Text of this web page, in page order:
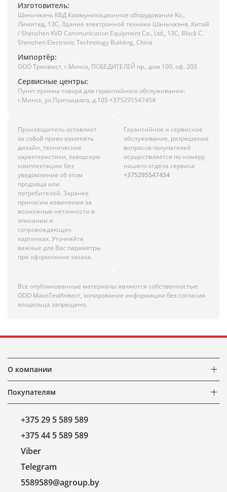
Изготовитель:
Шэньчжэнь КВД Коммуникационное оборудование Ко.,
Лимитед, 13C, Здание электронной техники Шэньчжэня, Китай
/ Shenzhen KVD Communication Equipment Co., Ltd., 13C, Block C,
Shenzhen Electronic Technology Building, China
Импортёр:
ООО Триовист, г.Минск, ПОБЕДИТЕЛЕЙ пр., дом 100, оф. 203
Сервисные центры:
Пункт приема товара для гарантийного обслуживания:
г.Минск, ул.Притыцкого, д.105 +375295547454
Производитель оставляет
за собой право изменять
дизайн, технические
характеристики, заводскую
комплектацию без
уведомления об этом
продавца или
потребителей. Заранее
приносим извинения за
возможные неточности в
описании и
сопровождающих
картинках. Уточняйте
важные для Вас параметры
при оформлении заказа.
Гарантийное и сервисное
обслуживание, разрешение
вопросов покупателей
осуществляется по номеру
нашего отдела сервиса
+375295547454
Все опубликованные материалы являются собственностью
ООО МакоТехИнвест, копирование информации без согласия
владельца запрещено.
О компании
Покупателям
+375 29 5 589 589
+375 44 5 589 589
Viber
Telegram
5589589@agroup.by